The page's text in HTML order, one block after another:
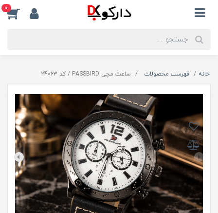
0
خانه فهرست محصولات ساعت مچی PASSBIRD / کد 24063